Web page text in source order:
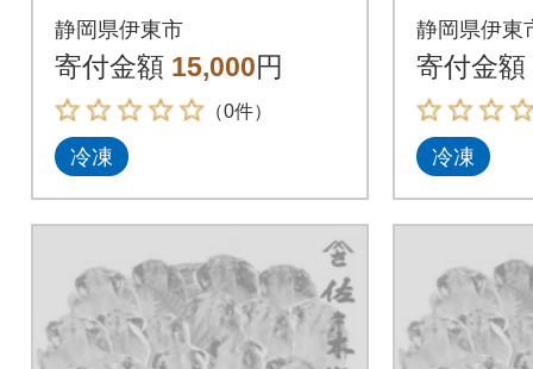
C】特トロあじ・中あ
じ各8枚 伊豆・伊東
の干物詰め合わせ
静岡県伊東市
寄付金額 15,000円
（0件）
冷凍
C】特ト
じ各8
の干物
静岡県伊東
寄付金額
冷凍